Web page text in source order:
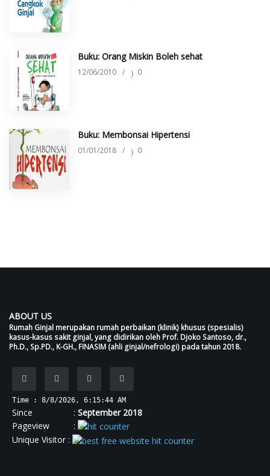
Buku: Orang Miskin Boleh sehat
12/06/2010 / 0
Buku: Membonsai Hipertensi
01/01/2018 / 0
ABOUT US
Rumah Ginjal merupakan rumah perbaikan (klinik) khusus (spesialis)
kasus-kasus sakit ginjal, yang didirikan oleh Prof. Djoko Santoso, dr.,
Ph.D., Sp.PD., K-GH., FINASIM (ahli ginjal/nefrologi) pada tahun 2018.
Time : 8/8/2026, 6:15:45 AM
Since : September 2018
Pageview :
Unique Visitor :